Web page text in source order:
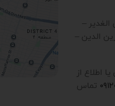
الغدیر –
الدین –
اطلاع از
تماس